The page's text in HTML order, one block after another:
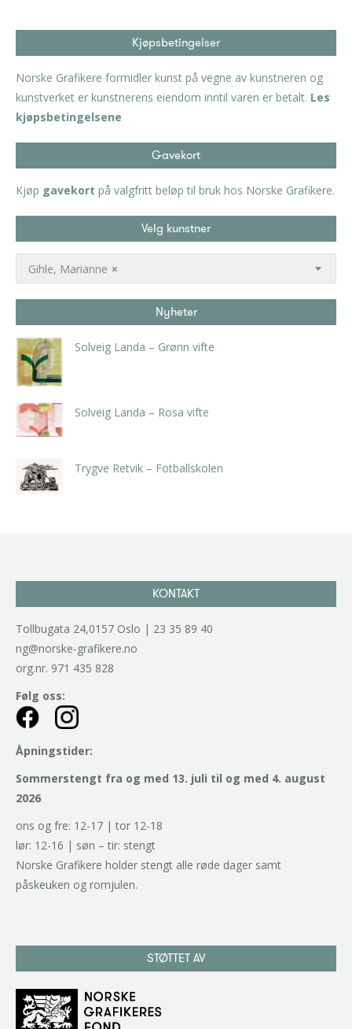
Kjøpsbetingelser
Norske Grafikere formidler kunst på vegne av kunstneren og
kunstverket er kunstnerens eiendom inntil varen er betalt. Les
kjøpsbetingelsene
Gavekort
Kjøp gavekort på valgfritt beløp til bruk hos Norske Grafikere.
Velg kunstner
×
Gihle, Marianne
Nyheter
Solveig Landa – Grønn vifte
Solveig Landa – Rosa vifte
Trygve Retvik – Fotballskolen
KONTAKT
Tollbugata 24,0157 Oslo | 23 35 89 40
ng@norske-grafikere.no
org.nr. 971 435 828
Følg oss:
Åpningstider:
Sommerstengt fra og med 13. juli til og med 4. august
2026
ons og fre: 12-17 | tor 12-18
lør: 12-16 | søn – tir: stengt
Norske Grafikere holder stengt alle røde dager samt
påskeuken og romjulen.
STØTTET AV